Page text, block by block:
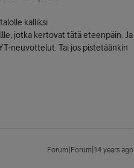
kalliksi
jotka kertovat tätä eteenpäin. Ja
neuvottelut. Tai jos pistetäänkin
Forum|Forum|14 years ago